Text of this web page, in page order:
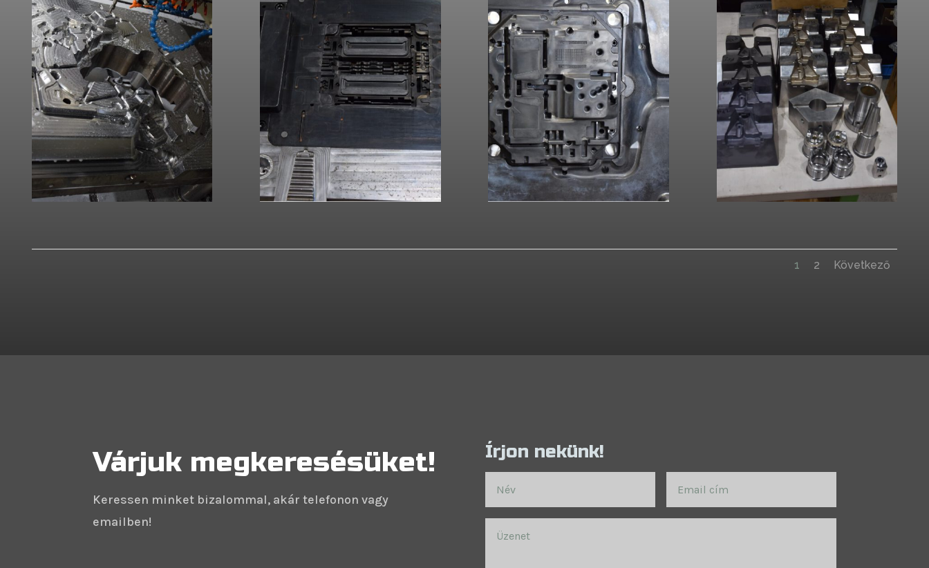
1 2 Következő
Várjuk megkeresésüket!
Keressen minket bizalommal, akár telefonon vagy
emailben!
Írjon nekünk!